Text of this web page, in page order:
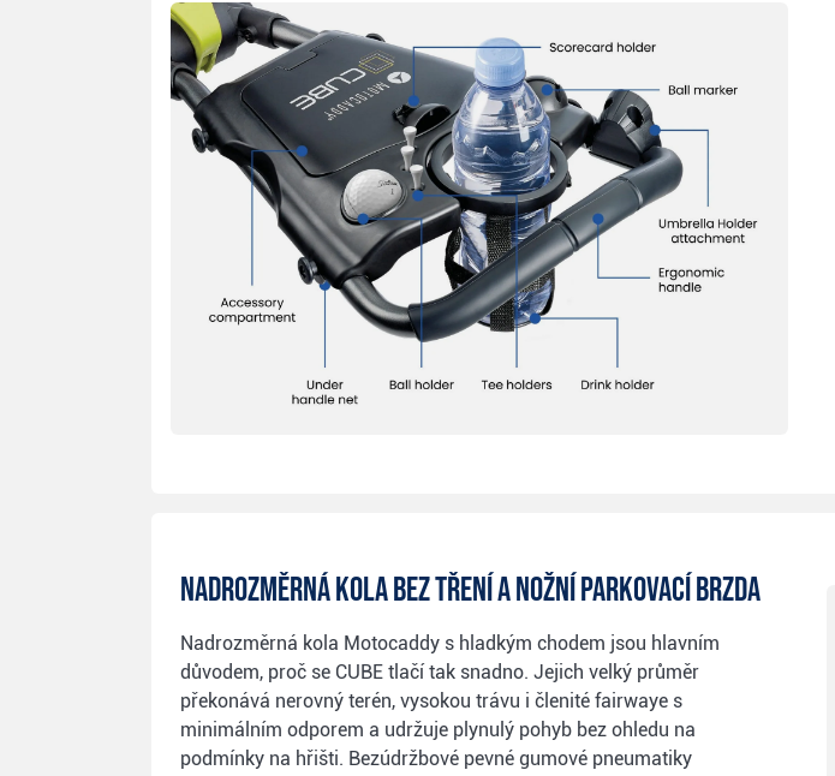
Nadrozměrná kola bez tření a nožní parkovací brzda
Nadrozměrná kola Motocaddy s hladkým chodem jsou hlavním
důvodem, proč se CUBE tlačí tak snadno. Jejich velký průměr
překonává nerovný terén, vysokou trávu i členité fairwaye s
minimálním odporem a udržuje plynulý pohyb bez ohledu na
podmínky na hřišti. Bezúdržbové pevné gumové pneumatiky